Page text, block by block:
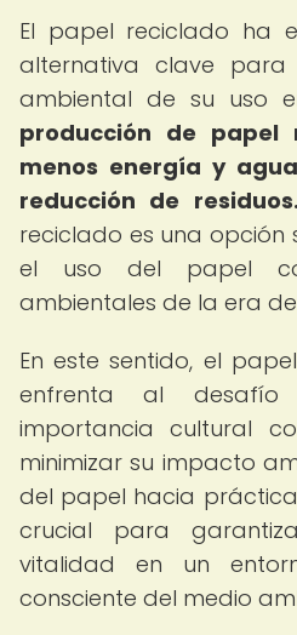
El papel reciclado ha
alternativa clave
ambiental de su uso
producción de papel
menos energía y
reducción de residuos.
reciclado es una opción
el uso del papel
ambientales de la era
En este sentido, el
enfrenta al
importancia cultural
minimizar su impacto
del papel hacia
crucial para
vitalidad en un
consciente del medio